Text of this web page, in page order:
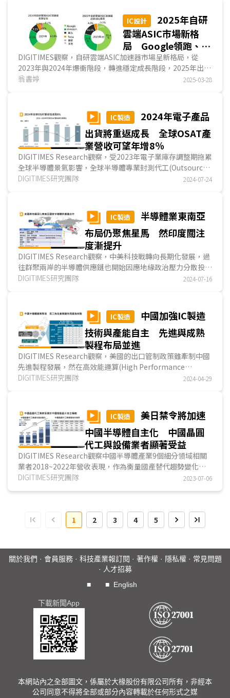
IC設計
2025年自研
雲端ASIC市場新格
局 Google領跑、亞
馬遜急追、華為出貨
量翻倍飆升
DIGITIMES觀察，自研雲端ASIC加速器市場呈新格局，從
2023年與2024年爆衝階段，轉進穩定成長階段，2025年出貨
量升至496.2萬顆，年增率大幅降至23%。Google仍位居...
翁書婷 2025-03-28
IC製造
2024年電子產品
出貨將重返成長 全球OSAT產
業營收可望年增8％
DIGITIMES Research觀察，受2023年電子業庫存調整期拖累
全球半導體景氣影響，全球半導體專業封測代工(Outsourced
Semiconductor Assembly and Test；OSAT)...
DIGITIMES研究團隊 2024-07-24
IC製造
半導體業東南亞
布局仍聚焦星馬 然印度關注
度漸提升
DIGITIMES Research觀察，中美科技戰轉向長期化發展，過
往群聚兩岸的半導體供應鏈也開始因應地緣政治壓力分散投
資，東南亞成為布局選項之一，且伴隨美國擴大與東南...
DIGITIMES研究團隊 2024-07-16
IC製造
中國加強IC製造
技術與產能自主 先進與成熟
製程布局並進
DIGITIMES Research觀察，美國的出口管制政策雖牽制中國
先進製程發展，然在高效能運算(High Performance
Computing；HPC)、物聯網、電動車、綠色能源等新興應
DIGITIMES研究團隊 2024-04-29
IC製造
美日禁令將加速
中國半導體自主化 中國晶圓
代工與設備業者顯著受益
DIGITIMES Research觀察中國半導體產業9個細分領域相關
業者2018~2022年營收表現，作為衡量國產替代趨勢變化以
及中美貿易戰、華為禁令、出口管制等一系列制裁措...
DIGITIMES研究團隊 2023-07-06
1 2 3 4 5
關於我們 · 會員服務· 科技產業報訂閱 · 著作權· 隱私權· 常見問題
· 人才招募
■
■ English
下載新聞App
本網站內之全部圖文，係屬於大椽股份有限公司所有，非經本
公司同意不得將全部或部分內容轉載於任何形式之媒